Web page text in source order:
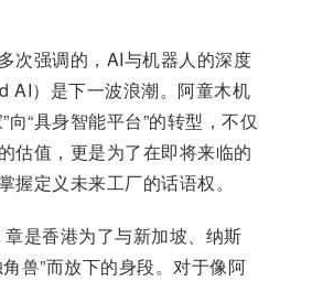
次强调的，AI与机器人的深度
AI）是下一波浪潮。阿童木机
向“具身智能平台”的转型，不仅
估值，更是为了在即将来临的
握定义未来工厂的话语权。
是香港为了与新加坡、纳斯
兽”而放下的身段。对于像阿